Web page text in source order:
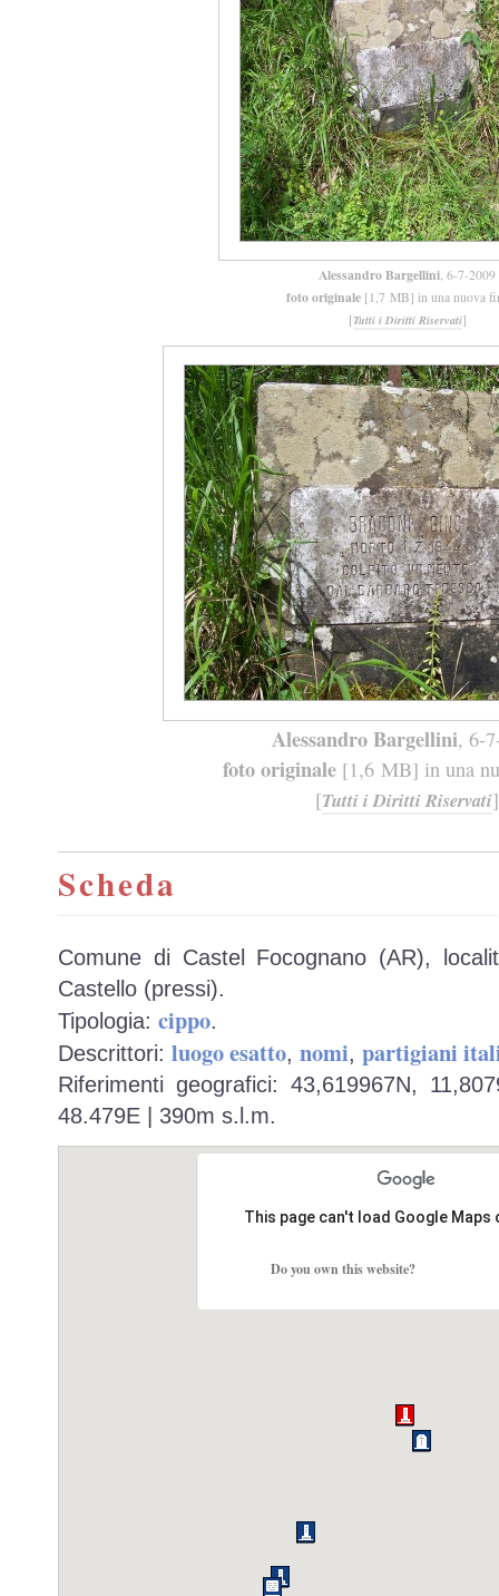
Alessandro Bargellini, 6-7-2009
foto originale [1,7 MB] in una nuova
[Tutti i Diritti Riservati]
Alessandro Bargellini, 6-
foto originale[1,6 MB] in una
[Tutti i Diritti Riservati]
Scheda
Comune di Castel Focognano (AR),
Castello (pressi).
Tipologia: cippo.
Descrittori: luogo esatto, nomi, partigiani
Riferimenti geografici: 43,619967N,
48.479E | 390m s.l.m.
This page can't load Google
Do you own this website?